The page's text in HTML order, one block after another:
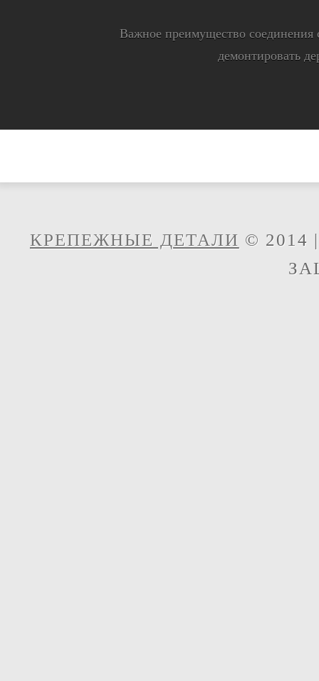
Важное преимущество соединения
демонтировать
КРЕПЕЖНЫЕ ДЕТАЛИ © 2014